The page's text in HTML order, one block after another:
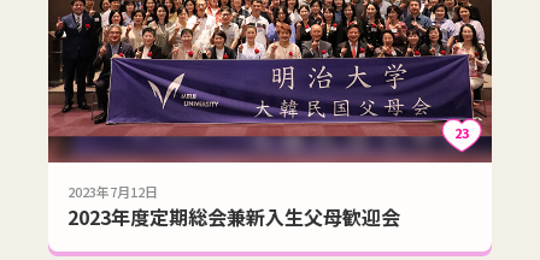
23
2023年7月12日
2023年度定期総会兼新入生父母歓迎会